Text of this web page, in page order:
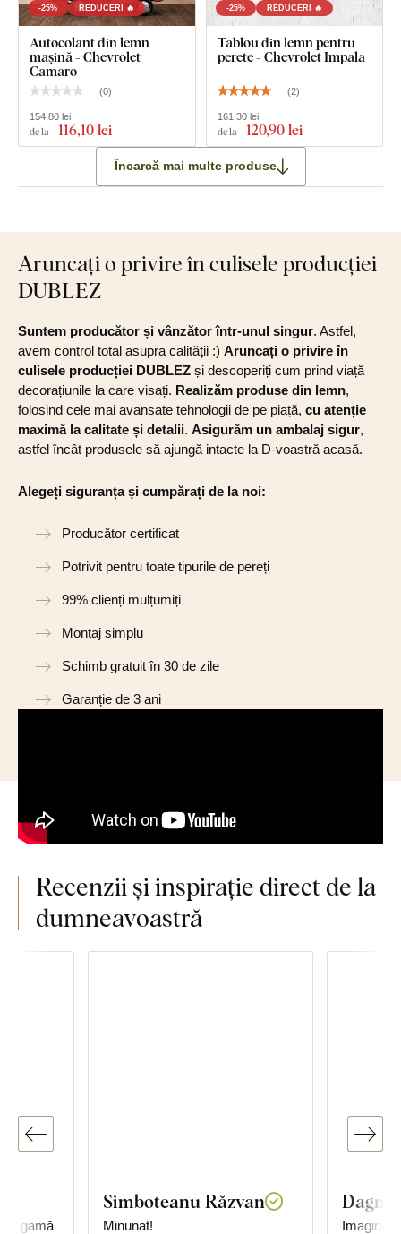
-25% REDUCERI 🔥
Autocolant din lemn
mașină - Chevrolet
Camaro
(0)
de la 116,10 lei
154,80 lei
-25% REDUCERI 🔥
Tablou din lemn pentru
perete - Chevrolet Impala
(2)
de la 120,90 lei
161,30 lei
Încarcă mai multe produse
Aruncați o privire în culisele producției
DUBLEZ
Suntem producător și vânzător într-unul singur. Astfel,
avem control total asupra calității :) Aruncați o privire în
culisele producției DUBLEZ și descoperiți cum prind viață
decorațiunile la care visați. Realizăm produse din lemn,
folosind cele mai avansate tehnologii de pe piață, cu atenție
maximă la calitate și detalii. Asigurăm un ambalaj sigur,
astfel încât produsele să ajungă intacte la D-voastră acasă.
Alegeți siguranța și cumpărați de la noi:
Producător certificat
Potrivit pentru toate tipurile de pereți
99% clienți mulțumiți
Montaj simplu
Schimb gratuit în 30 de zile
Garanție de 3 ani
Recenzii și inspirație direct de la
dumneavoastră
O gamă
Simboteanu Răzvan
Minunat!
Imaginea